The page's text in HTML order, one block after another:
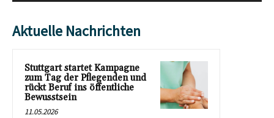
Aktuelle Nachrichten
Stuttgart startet Kampagne
zum Tag der Pflegenden und
rückt Beruf ins öffentliche
Bewusstsein
11.05.2026